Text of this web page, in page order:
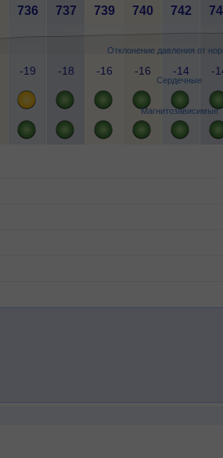
Отклонение давления от
Сердечные
Магнитозависимые
736 737 739 740 742
-19 -18 -16 -16 -14 -